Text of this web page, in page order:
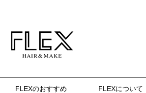
FLEXのおすすめ FLEXについて